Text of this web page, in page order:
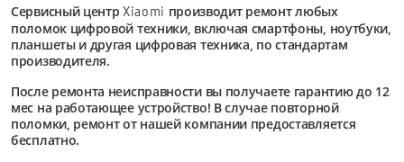
Сервисный центрXiaomi производит ремонт любых
поломок цифровой техники, включая смартфоны, ноутбуки,
планшеты и другая цифровая техника, по стандартам
производителя.
После ремонта неисправности вы получаете гарантию до 12
мес на работающее устройство! В случае повторной
поломки, ремонт от нашей компании предоставляется
бесплатно.